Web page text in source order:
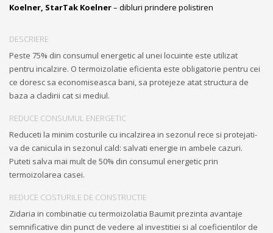
Koelner, StarTak Koelner– dibluri prindere polistiren
DESCRIERE
Peste 75% din consumul energetic al unei locuinte este utilizat
pentru incalzire. O termoizolatie eficienta este obligatorie pentru cei
ce doresc sa economiseasca bani, sa protejeze atat structura de
baza a cladirii cat si mediul.
REDUCE CONSUMUL ENERGETIC
Reduceti la minim costurile cu incalzirea in sezonul rece si protejati-
va de canicula in sezonul cald: salvati energie in ambele cazuri.
Puteti salva mai mult de 50% din consumul energetic prin
termoizolarea casei.
REDUCE COSTURILE DE CONSTRUCTIE
Zidaria in combinatie cu termoizolatia Baumit prezinta avantaje
semnificative din punct de vedere al investitiei si al coeficientilor de